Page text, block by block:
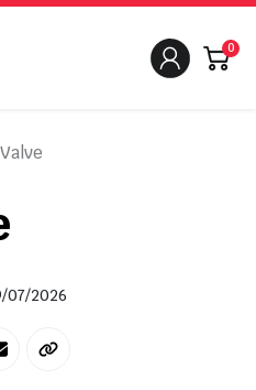
0
07/2026